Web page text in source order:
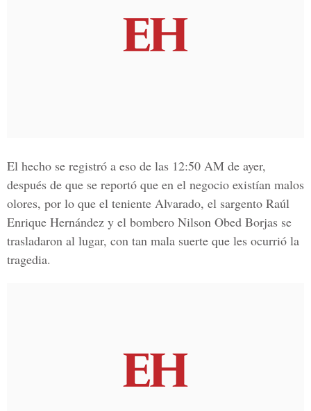
El hecho se registró a eso de las 12:50 AM de ayer,
después de que se reportó que en el negocio existían malos
olores, por lo que el teniente Alvarado, el sargento Raúl
Enrique Hernández y el bombero Nilson Obed Borjas se
trasladaron al lugar, con tan mala suerte que les ocurrió la
tragedia.